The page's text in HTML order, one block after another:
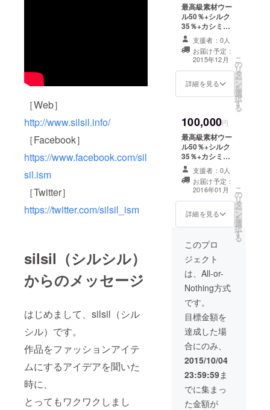
［Web］
http://www.silsil.info/
［Facebook］
https://www.facebook.com/sil
sil.ism
［Twitter］
https://twitter.com/silsil_ism
silsil（シルシル）
からのメッセージ
はじめまして、silsil（シル
シル）です。
作品をファッションアイテ
ムにするアイデアを聞いた
時に、
とってもワクワクしまし
最高級素材ウー
ル50％+シルク
35％+カシミア
15％を使った
「ハーフパンツ
orワンピース」
（Ｓ,Ｍ,Ｌから選
択）+silsilお礼
メッセージカー
ます、あなたへ
の想いをこめて
お名前を入れて
描いた＜silsil原
画10ｃｍ角＞を
プレゼントしま
す。ただし、原
画のデザインは
選べませんので
ご了承くださ
い。
支援者：0人
お届け予定：
2015年12月
詳細を見る
こ
の
リ
タ
ー
ン
を
選
択
す
る
100,000円
最高級素材ウー
ル50％+シルク
35％+カシミア
15％を使った
「オーダードレ
ス」+silsilお礼
メッセージカー
ド、さらにsilsil
がこの企画のた
の想いをこめて
お名前を入れて
描いた＜silsil原
画15～20ｃｍ円
形パネル＞をプ
レゼントしま
す。貴重なsilsil
の円形パネルで
す。この機会を
お見逃がしな
く！ただし、原
画のデザインは
選べませんので
い。
支援者：0人
お届け予定：
2016年01月
詳細を見る
こ
の
リ
タ
ー
ン
を
選
択
す
る
このプロ
ジェクト
は、All-or-
Nothing方式
です。
目標金額を
達成した場
合にのみ、
2015/10/04
23:59:59ま
でに集まっ
た金額が